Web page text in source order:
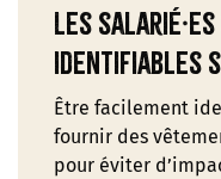
Les
identifiables
Être facilement
fournir des
pour éviter